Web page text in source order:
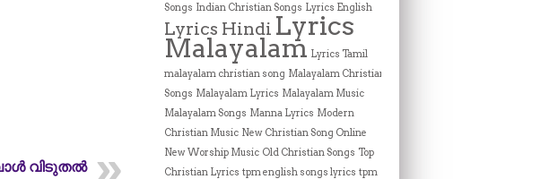
വിടുതൽ
Songs Indian Christian Songs Lyrics English
Lyrics Hindi Lyrics
Malayalam Lyrics Tamil
malayalam christian song Malayalam Christian
Songs Malayalam Lyrics Malayalam Music
Malayalam Songs Manna Lyrics Modern
Christian Music New Christian Song Online
New Worship Music Old Christian Songs Top
Christian Lyrics tpm english songs lyrics tpm